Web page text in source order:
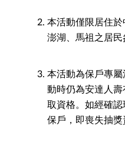
本活動僅限居住於
澎湖、馬祖之居民
本活動為保戶專
動時仍為安達人
取資格。如經確
保戶，即喪失抽獎